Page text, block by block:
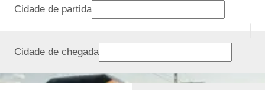
Cidade de partida
Cidade de chegada